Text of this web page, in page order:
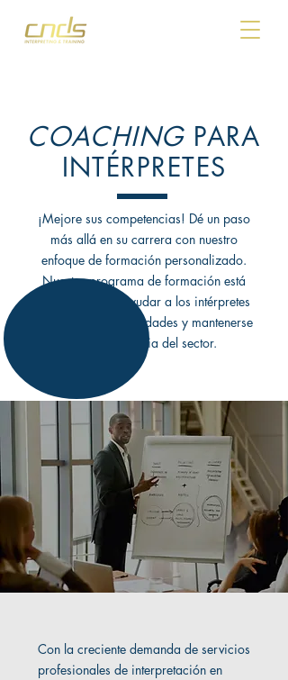
COACHING PARA
INTÉRPRETES
¡Mejore sus competencias! Dé un paso
más allá en su carrera con nuestro
enfoque de formación personalizado.
Nuestro programa de formación está
diseñado para ayudar a los intérpretes
a mejorar sus habilidades y mantenerse
a la vanguardia del sector.
Con la creciente demanda de servicios
profesionales de interpretación en